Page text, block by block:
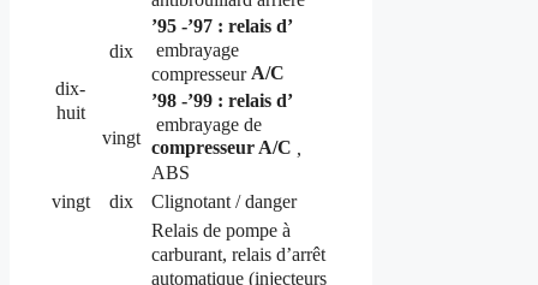
dix-
huit
dix
’95 -’97 : relais d’
embrayage
compresseur A/C
vingt
’98 -’99 : relais d’
embrayage de
compresseur A/C ,
ABS
vingt
dix Clignotant / danger
Relais de pompe à
carburant, relais d’arrêt
automatique (injecteurs